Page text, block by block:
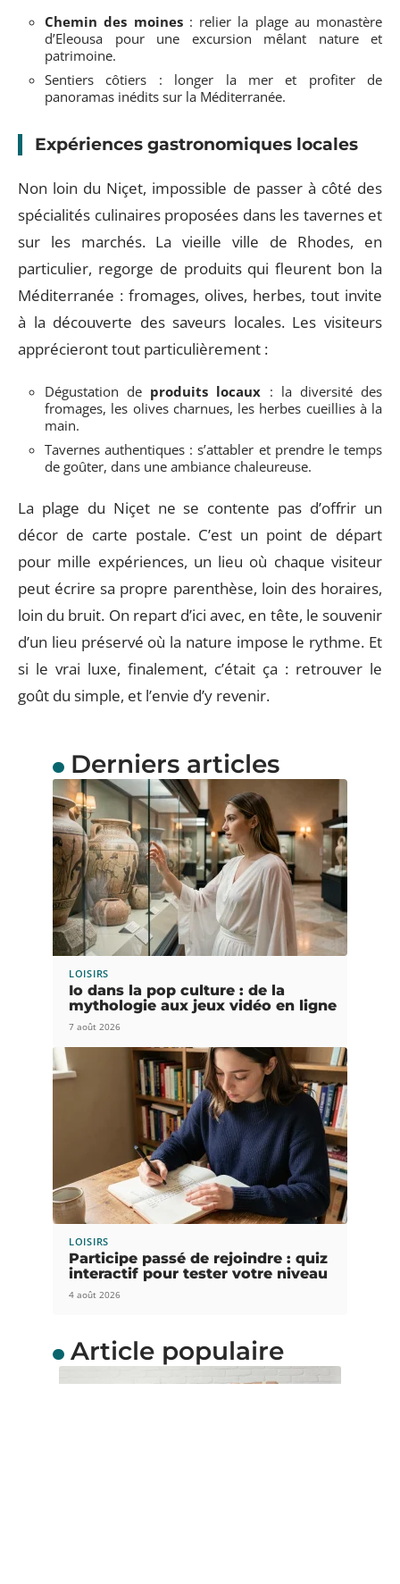
Chemin des moines: relier la plage au monastère
d’Eleousa pour une excursion mêlant nature et
patrimoine.
Sentiers côtiers : longer la mer et profiter de
panoramas inédits sur la Méditerranée.
Expériences gastronomiques locales
Non loin du Niçet, impossible de passer à côté des
spécialités culinaires proposées dans les tavernes et
sur les marchés. La vieille ville de Rhodes, en
particulier, regorge de produits qui fleurent bon la
Méditerranée : fromages, olives, herbes, tout invite
à la découverte des saveurs locales. Les visiteurs
apprécieront tout particulièrement :
Dégustation de produits locaux : la diversité des
fromages, les olives charnues, les herbes cueillies à la
main.
Tavernes authentiques : s’attabler et prendre le temps
de goûter, dans une ambiance chaleureuse.
La plage du Niçet ne se contente pas d’offrir un
décor de carte postale. C’est un point de départ
pour mille expériences, un lieu où chaque visiteur
peut écrire sa propre parenthèse, loin des horaires,
loin du bruit. On repart d’ici avec, en tête, le souvenir
d’un lieu préservé où la nature impose le rythme. Et
si le vrai luxe, finalement, c’était ça : retrouver le
goût du simple, et l’envie d’y revenir.
Derniers articles
LOISIRS
Io dans la pop culture : de la
mythologie aux jeux vidéo en ligne
7 août 2026
LOISIRS
Participe passé de rejoindre : quiz
interactif pour tester votre niveau
4 août 2026
Article populaire